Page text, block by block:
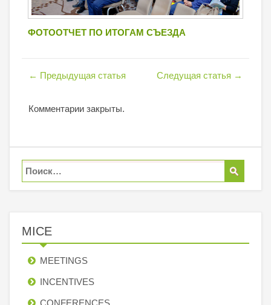
ФОТООТЧЕТ ПО ИТОГАМ СЪЕЗДА
← Предыдущая статья Следущая статья →
Комментарии закрыты.
MICE
MEETINGS
INCENTIVES
СONFERENCES